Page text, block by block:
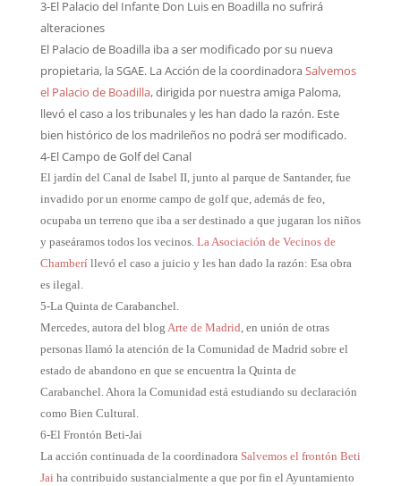
3-El Palacio del Infante Don Luis en Boadilla no sufrirá
alteraciones
El Palacio de Boadilla iba a ser modificado por su nueva
propietaria, la SGAE. La Acción de la coordinadoraSalvemos
el Palacio de Boadilla, dirigida por nuestra amiga Paloma,
llevó el caso a los tribunales y les han dado la razón. Este
bien histórico de los madrileños no podrá ser modificado.
4-El Campo de Golf del Canal
El jardín del Canal de Isabel II, junto al parque de Santander, fue
invadido por un enorme campo de golf que, además de feo,
ocupaba un terreno que iba a ser destinado a que jugaran los niños
y paseáramos todos los vecinos. La Asociación de Vecinos de
Chamberíllevó el caso a juicio y les han dado la razón: Esa obra
es ilegal.
5-La Quinta de Carabanchel.
Mercedes, autora del blog Arte de Madrid, en unión de otras
personas llamó la atención de la Comunidad de Madrid sobre el
estado de abandono en que se encuentra la Quinta de
Carabanchel. Ahora la Comunidad está estudiando su declaración
como Bien Cultural.
6-El Frontón Beti-Jai
La acción continuada de la coordinadora Salvemos el frontón Beti
Jai ha contribuido sustancialmente a que por fin el Ayuntamiento